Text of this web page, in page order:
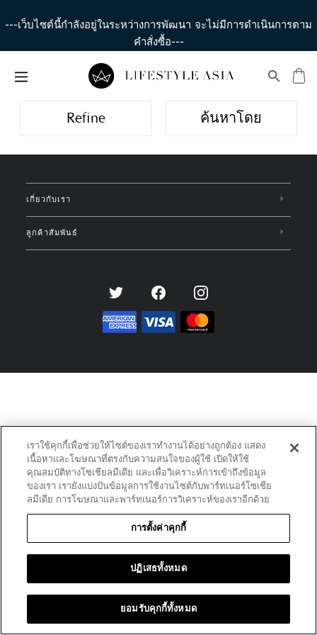
---เว็บไซต์นี้กำลังอยู่ในระหว่างการพัฒนา จะไม่มีการดำเนินการตาม
คำสั่งซื้อ---
Refine ค้นหาโดย
เกี่ยวกับเรา
ลูกค้าสัมพันธ์
เราใช้คุกกี้เพื่อช่วยให้ไซต์ของเราทำงานได้อย่างถูกต้อง แสดง
เนื้อหาและโฆษณาที่ตรงกับความสนใจของผู้ใช้ เปิดให้ใช้
คุณสมบัติทางโซเชียลมีเดีย และเพื่อวิเคราะห์การเข้าถึงข้อมูล
ของเรา เรายังแบ่งปันข้อมูลการใช้งานไซต์กับพาร์ทเนอร์โซเชีย
ลมีเดีย การโฆษณาและพาร์ทเนอร์การวิเคราะห์ของเราอีกด้วย
การตั้งค่าคุกกี้
ปฏิเสธทั้งหมด
ยอมรับคุกกี้ทั้งหมด